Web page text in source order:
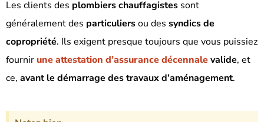
Les clients des plombiers chauffagistes sont
généralement des particuliersou des syndics de
copropriété. Ils exigent presque toujours que vous puissiez
fournirune attestation d’assurance décennalevalide, et
ce, avant le démarrage des travaux d’aménagement.